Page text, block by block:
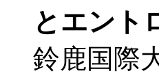
とエント
鈴鹿国際